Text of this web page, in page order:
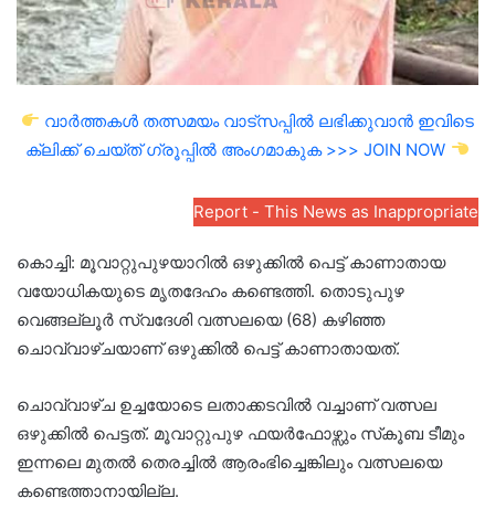
വാർത്തകൾ തത്സമയം വാട്സപ്പിൽ ലഭിക്കുവാൻ ഇവിടെ
ക്ലിക്ക് ചെയ്ത് ഗ്രൂപ്പിൽ അംഗമാകുക >>> JOIN NOW
Report - This News as Inappropriate
കൊച്ചി: മൂവാറ്റുപുഴയാറില്‍ ഒഴുക്കില്‍ പെട്ട് കാണാതായ
വയോധികയുടെ മൃതദേഹം കണ്ടെത്തി. തൊടുപുഴ
വെങ്ങല്ലൂര്‍ സ്വദേശി വത്സലയെ (68) കഴിഞ്ഞ
ചൊവ്വാഴ്ചയാണ് ഒഴുക്കില്‍ പെട്ട് കാണാതായത്.
ചൊവ്വാഴ്ച ഉച്ചയോടെ ലതാക്കടവില്‍ വച്ചാണ് വത്സല
ഒഴുക്കില്‍ പെട്ടത്. മൂവാറ്റുപുഴ ഫയര്‍ഫോഴ്സും സ്‌കൂബ ടീമും
ഇന്നലെ മുതല്‍ തെരച്ചില്‍ ആരംഭിച്ചെങ്കിലും വത്സലയെ
കണ്ടെത്താനായില്ല.